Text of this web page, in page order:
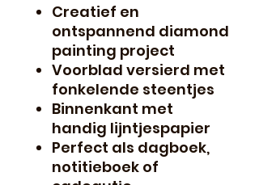
Creatief en
ontspannend diamond
painting project
Voorblad versierd met
fonkelende steentjes
Binnenkant met
handig lijntjespapier
Perfect als dagboek,
notitieboek of